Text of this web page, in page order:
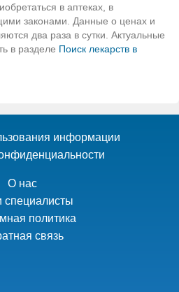
в аптеках, в
законами. Данные о ценах и
два раза в сутки. Актуальные
в разделе Поиск лекарств в
информации
О нас
политика
связь